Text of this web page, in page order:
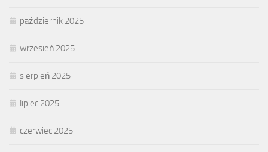
październik 2025
wrzesień 2025
sierpień 2025
lipiec 2025
czerwiec 2025